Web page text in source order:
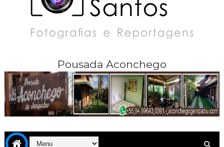
Pousada Aconchego